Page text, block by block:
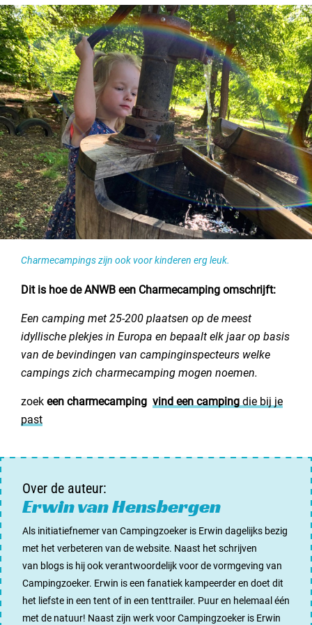
Charmecampings zijn ook voor kinderen erg leuk.
Dit is hoe de ANWB een Charmecamping omschrijft:
Een camping met 25-200 plaatsen op de meest
idyllische plekjes in Europa en bepaalt elk jaar op basis
van de bevindingen van campinginspecteurs welke
campings zich charmecamping mogen noemen.
zoek een charmecamping vind een camping die bij je
past
Over de auteur:
Erwin van Hensbergen
Als initiatiefnemer van Campingzoeker is Erwin dagelijks bezig
met het verbeteren van de website. Naast het schrijven
van blogs is hij ook verantwoordelijk voor de vormgeving van
Campingzoeker. Erwin is een fanatiek kampeerder en doet dit
het liefste in een tent of in een tenttrailer. Puur en helemaal één
met de natuur! Naast zijn werk voor Campingzoeker is Erwin